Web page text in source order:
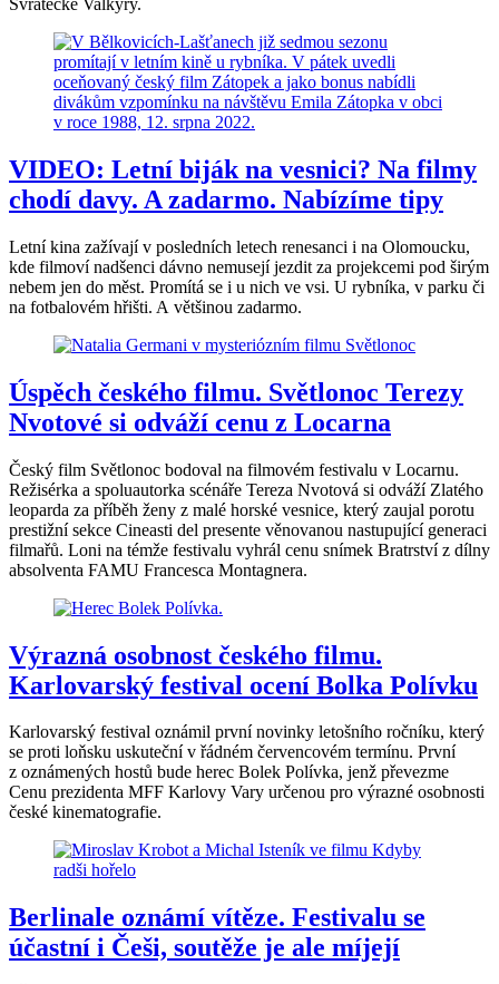
Svratecké Valkýry.
VIDEO: Letní biják na vesnici? Na filmy
chodí davy. A zadarmo. Nabízíme tipy
Letní kina zažívají v posledních letech renesanci i na Olomoucku,
kde filmoví nadšenci dávno nemusejí jezdit za projekcemi pod širým
nebem jen do měst. Promítá se i u nich ve vsi. U rybníka, v parku či
na fotbalovém hřišti. A většinou zadarmo.
Úspěch českého filmu. Světlonoc Terezy
Nvotové si odváží cenu z Locarna
Český film Světlonoc bodoval na filmovém festivalu v Locarnu.
Režisérka a spoluautorka scénáře Tereza Nvotová si odváží Zlatého
leoparda za příběh ženy z malé horské vesnice, který zaujal porotu
prestižní sekce Cineasti del presente věnovanou nastupující generaci
filmařů. Loni na témže festivalu vyhrál cenu snímek Bratrství z dílny
absolventa FAMU Francesca Montagnera.
Výrazná osobnost českého filmu.
Karlovarský festival ocení Bolka Polívku
Karlovarský festival oznámil první novinky letošního ročníku, který
se proti loňsku uskuteční v řádném červencovém termínu. První
z oznámených hostů bude herec Bolek Polívka, jenž převezme
Cenu prezidenta MFF Karlovy Vary určenou pro výrazné osobnosti
české kinematografie.
Berlinale oznámí vítěze. Festivalu se
účastní i Češi, soutěže je ale míjejí